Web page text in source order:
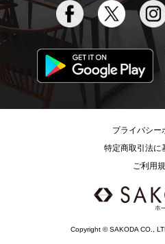
プライバシー
特定商取引法に
ご利用
Copyright © SAKODA CO.,